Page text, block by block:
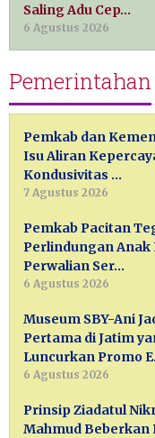
Saling Adu Cep…
6 Agustus 2026
Pemerintahan
Pemkab dan
Isu Aliran
Kondusivitas …
7 Agustus 2026
Pemkab Pacitan
Perlindungan Anak
Perwalian Ser…
6 Agustus 2026
Museum SBY-Ani
Pertama di Jatim
Luncurkan Promo
6 Agustus 2026
Prinsip Ziadatul
Mahmud Beberkan